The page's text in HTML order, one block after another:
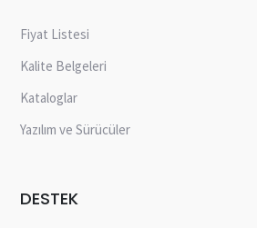
Fiyat Listesi
Kalite Belgeleri
Kataloglar
Yazılım ve Sürücüler
DESTEK